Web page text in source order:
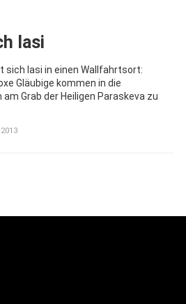
Iasi
sich Iasi in einen Wallfahrtsort:
Gläubige kommen in die
Grab der Heiligen Paraskeva zu